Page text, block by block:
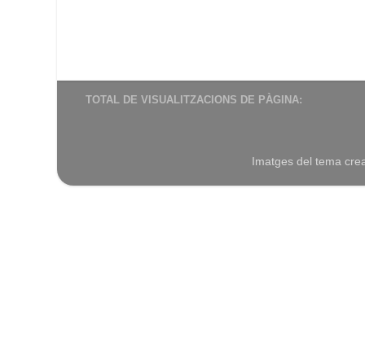
TOTAL DE VISUALITZACIONS DE PÀGINA:
Imatges del tema